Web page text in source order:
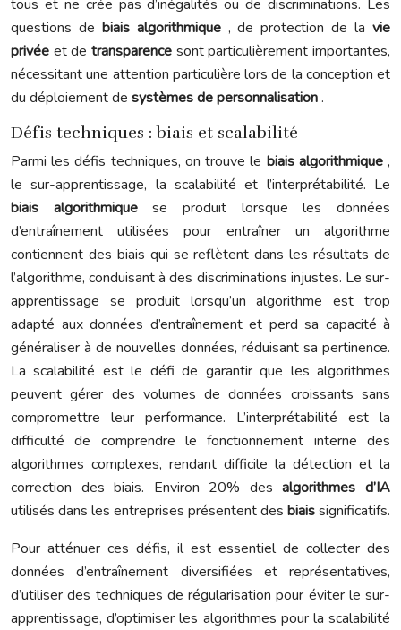
tous et ne crée pas d’inégalités ou de discriminations. Les
questions de biais algorithmique , de protection de lavie
privée et detransparence sont particulièrement importantes,
nécessitant une attention particulière lors de la conception et
du déploiement de systèmes de personnalisation.
Défis techniques : biais et scalabilité
Parmi les défis techniques, on trouve le biais algorithmique,
le sur-apprentissage, la scalabilité et l’interprétabilité. Le
biais algorithmiquese produit lorsque les données
d’entraînement utilisées pour entraîner un algorithme
contiennent des biais qui se reflètent dans les résultats de
l’algorithme, conduisant à des discriminations injustes. Le sur-
apprentissage se produit lorsqu’un algorithme est trop
adapté aux données d’entraînement et perd sa capacité à
généraliser à de nouvelles données, réduisant sa pertinence.
La scalabilité est le défi de garantir que les algorithmes
peuvent gérer des volumes de données croissants sans
compromettre leur performance. L’interprétabilité est la
difficulté de comprendre le fonctionnement interne des
algorithmes complexes, rendant difficile la détection et la
correction des biais. Environ 20% desalgorithmes d’IA
utilisés dans les entreprises présentent des biaissignificatifs.
Pour atténuer ces défis, il est essentiel de collecter des
données d’entraînement diversifiées et représentatives,
d’utiliser des techniques de régularisation pour éviter le sur-
apprentissage, d’optimiser les algorithmes pour la scalabilité